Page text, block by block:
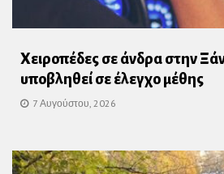
Χειροπέδες σε άνδρα στην
υποβληθεί σε έλεγχο μέθης
7 Αυγούστου, 2026